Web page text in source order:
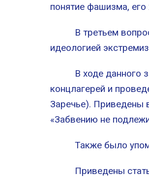
понятие фашизма, его
В третьем вопросе
идеологией
В ходе данного
концлагерей и
Заречье). Приведены
«Забвению не
Также было
Приведены статьи